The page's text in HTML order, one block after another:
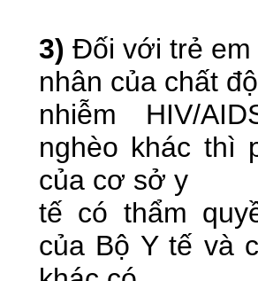
3) Đối với trẻ em
nhân của chất
nhiễm HIV/
nghèo khác thì
của cơ sở y
tế có thẩm
của Bộ Y tế và